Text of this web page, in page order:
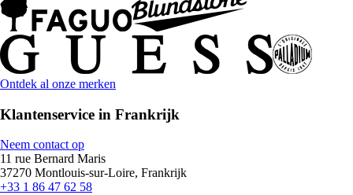
Ontdek al onze merken
Klantenservice in Frankrijk
Neem contact op
11 rue Bernard Maris
37270 Montlouis-sur-Loire, Frankrijk
+33 1 86 47 62 58